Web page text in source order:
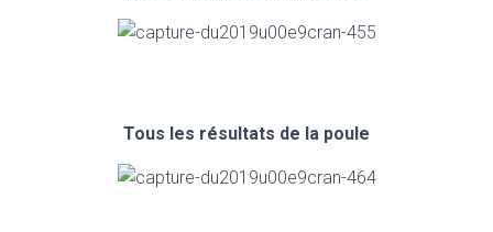
Tous les résultats de la poule